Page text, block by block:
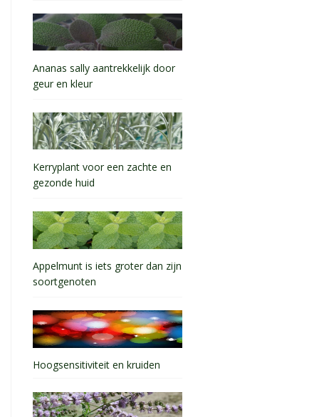
Ananas sally aantrekkelijk door
geur en kleur
Kerryplant voor een zachte en
gezonde huid
Appelmunt is iets groter dan zijn
soortgenoten
Hoogsensitiviteit en kruiden